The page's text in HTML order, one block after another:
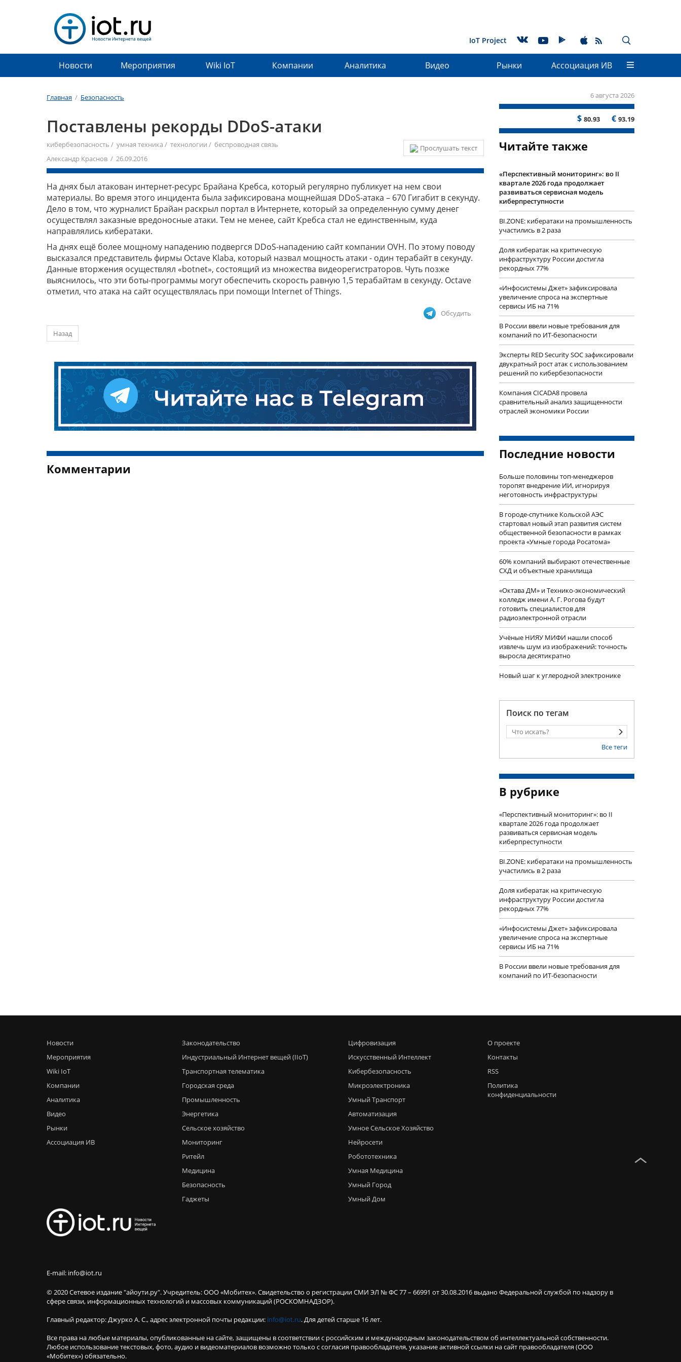
IoT Project
Новости Мероприятия Wiki IoT Компании Аналитика Видео Рынки Ассоциация ИВ
Главная / Безопасность 6 августа 2026
$ 80.93 € 93.19
Поставлены рекорды DDoS-атаки
Прослушать текст
кибербезопасность / умная техника / технологии / беспроводная связь
Александр Краснов / 26.09.2016
На днях был атакован интернет-ресурс Брайана Кребса, который регулярно публикует на нем свои
материалы. Во время этого инцидента была зафиксирована мощнейшая DDoS-атака – 670 Гигабит в секунду.
Дело в том, что журналист Брайан раскрыл портал в Интернете, который за определенную сумму денег
осуществлял заказные вредоносные атаки. Тем не менее, сайт Кребса стал не единственным, куда
направлялись кибератаки.
На днях ещё более мощному нападению подвергся DDoS-нападению сайт компании OVH. По этому поводу
высказался представитель фирмы Octave Klaba, который назвал мощность атаки - один терабайт в секунду.
Данные вторжения осуществлял «botnet», состоящий из множества видеорегистраторов. Чуть позже
выяснилось, что эти боты-программы могут обеспечить скорость равную 1,5 терабайтам в секунду. Octave
отметил, что атака на сайт осуществлялась при помощи Internet of Things.
Обсудить
Назад
Комментарии
Читайте также
«Перспективный мониторинг»: во II
квартале 2026 года продолжает
развиваться сервисная модель
киберпреступности
BI.ZONE: кибератаки на промышленность
участились в 2 раза
Доля кибератак на критическую
инфраструктуру России достигла
рекордных 77%
«Инфосистемы Джет» зафиксировала
увеличение спроса на экспертные
сервисы ИБ на 71%
В России ввели новые требования для
компаний по ИТ-безопасности
Эксперты RED Security SOC зафиксировали
двукратный рост атак с использованием
решений по кибербезопасности
Компания CICADA8 провела
сравнительный анализ защищенности
отраслей экономики России
Последние новости
Больше половины топ-менеджеров
торопят внедрение ИИ, игнорируя
неготовность инфраструктуры
В городе-спутнике Кольской АЭС
стартовал новый этап развития систем
общественной безопасности в рамках
проекта «Умные города Росатома»
60% компаний выбирают отечественные
СХД и объектные хранилища
«Октава ДМ» и Технико-экономический
колледж имени А. Г. Рогова будут
готовить специалистов для
радиоэлектронной отрасли
Учëные НИЯУ МИФИ нашли способ
извлечь шум из изображений: точность
выросла десятикратно
Новый шаг к углеродной электронике
Поиск по тегам
Все теги
В рубрике
«Перспективный мониторинг»: во II
квартале 2026 года продолжает
развиваться сервисная модель
киберпреступности
BI.ZONE: кибератаки на промышленность
участились в 2 раза
Доля кибератак на критическую
инфраструктуру России достигла
рекордных 77%
«Инфосистемы Джет» зафиксировала
увеличение спроса на экспертные
сервисы ИБ на 71%
В России ввели новые требования для
компаний по ИТ-безопасности
Новости
Мероприятия
Wiki IoT
Компании
Аналитика
Видео
Рынки
Ассоциация ИВ
Законодательство
Индустриальный Интернет вещей (IIoT)
Транспортная телематика
Городская среда
Промышленность
Энергетика
Сельское хозяйство
Мониторинг
Ритейл
Медицина
Безопасность
Гаджеты
Цифровизация
Искусственный Интеллект
Кибербезопасность
Микроэлектроника
Умный Транспорт
Автоматизация
Умное Сельское Хозяйство
Нейросети
Робототехника
Умная Медицина
Умный Город
Умный Дом
О проекте
Контакты
RSS
Политика
конфиденциальности
E-mail: info@iot.ru
© 2020 Сетевое издание "айоути.ру". Учредитель: ООО «Мобитех». Свидетельство о регистрации СМИ ЭЛ № ФС 77 – 66991 от 30.08.2016 выдано Федеральной службой по надзору в
сфере связи, информационных технологий и массовых коммуникаций (РОСКОМНАДЗОР).
Главный редактор: Джурко А. С., адрес электронной почты редакции: info@iot.ru. Для детей старше 16 лет.
Все права на любые материалы, опубликованные на сайте, защищены в соответствии с российским и международным законодательством об интеллектуальной собственности.
Любое использование текстовых, фото, аудио и видеоматериалов возможно только с согласия правообладателя, указание активной ссылки на сайт правообладателя (ООО
«Мобитех») обязательно.